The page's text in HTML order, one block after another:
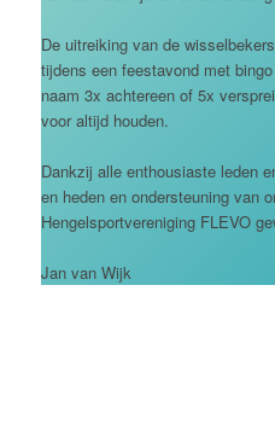
De uitreiking van de
tijdens een feestavond met
naam 3x achtereen of 5x
voor altijd houden.
Dankzij alle enthousiaste leden
en heden en ondersteuning van
Hengelsportvereniging FLEVO
Jan van Wijk